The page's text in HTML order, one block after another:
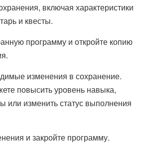
включая характеристики
и квесты.
программу и откройте копию
изменения в сохранение.
повысить уровень навыка,
или изменить статус выполнения
и закройте программу.